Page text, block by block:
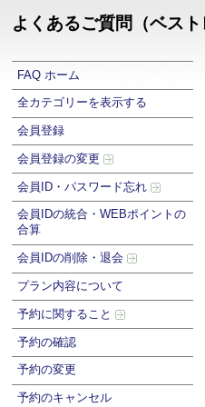
よくあるご質問（ベスト
FAQ ホーム
全カテゴリーを表示する
会員登録
会員登録の変更
会員ID・パスワード忘れ
会員IDの統合・WEBポイントの
合算
会員IDの削除・退会
プラン内容について
予約に関すること
予約の確認
予約の変更
予約のキャンセル